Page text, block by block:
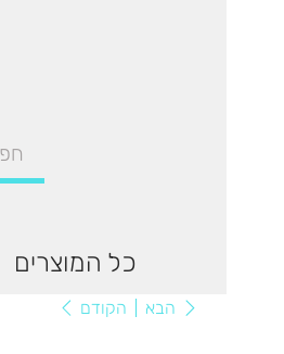
כל המוצרים
הקודם הבא